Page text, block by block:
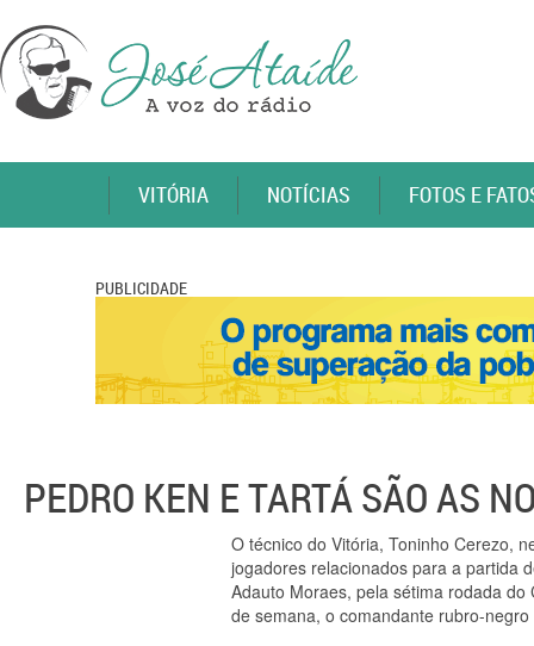
VITÓRIA NOTÍCIAS FOTOS E
PUBLICIDADE
PEDRO KEN E TARTÁ SÃO AS
O técnico do Vitória, Toninho Cerezo,
jogadores relacionados para a partida
Adauto Moraes, pela sétima rodada
de semana, o comandante rubro-